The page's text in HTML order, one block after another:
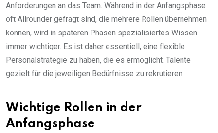
Anforderungen an das Team. Während in der Anfangsphase
oft Allrounder gefragt sind, die mehrere Rollen übernehmen
können, wird in späteren Phasen spezialisiertes Wissen
immer wichtiger. Es ist daher essentiell, eine flexible
Personalstrategie zu haben, die es ermöglicht, Talente
gezielt für die jeweiligen Bedürfnisse zu rekrutieren.
Wichtige Rollen in der
Anfangsphase